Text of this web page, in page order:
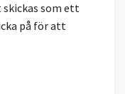
som ett
på för att